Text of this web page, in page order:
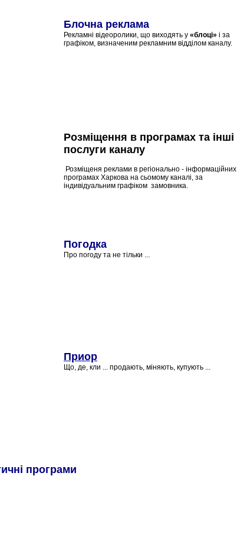
Блочна реклама
Рекламні відеоролики, що виходять у «блоці» і за
графіком, визначеним рекламним відділом каналу.
Розміщення в програмах та інші
послуги каналу
Розміщеня реклами в регіонально - інформаційних
програмах Харкова на сьомому каналі, за
індивідуальним графіком замовника.
Погодка
Про погоду та не тільки ...
Приор
Що, де, кли ... продають, міняють, купують ...
програми